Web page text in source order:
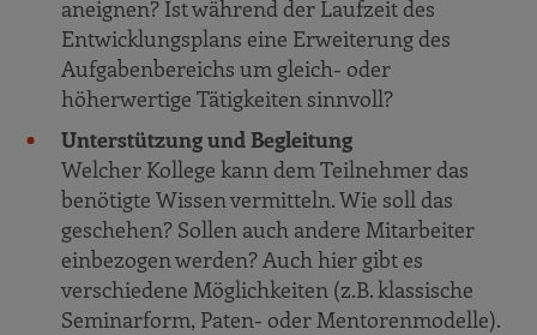
aneignen? Ist während der Laufzeit des
Entwicklungsplans eine Erweiterung des
Aufgabenbereichs um gleich- oder
höherwertige Tätigkeiten sinnvoll?
Unterstützung und Begleitung
Welcher Kollege kann dem Teilnehmer das
benötigte Wissen vermitteln. Wie soll das
geschehen? Sollen auch andere Mitarbeiter
einbezogen werden? Auch hier gibt es
verschiedene Möglichkeiten (z.B. klassische
Seminarform, Paten- oder Mentorenmodelle).